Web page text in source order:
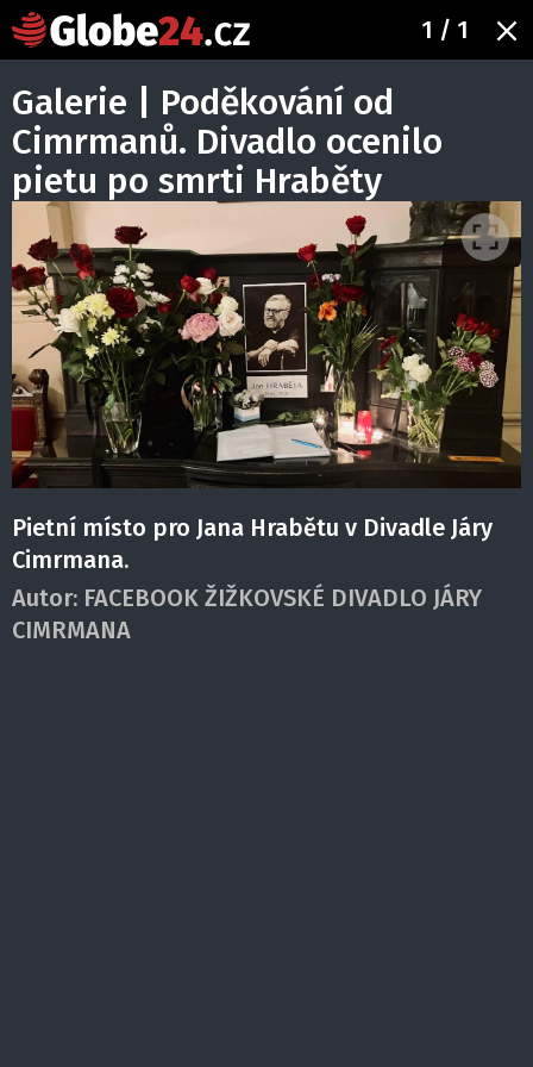
1 / 1
Galerie | Poděkování od
Cimrmanů. Divadlo ocenilo
pietu po smrti Hraběty
Pietní místo pro Jana Hrabětu v Divadle Járy
Cimrmana.
Autor: FACEBOOK ŽIŽKOVSKÉ DIVADLO JÁRY
CIMRMANA